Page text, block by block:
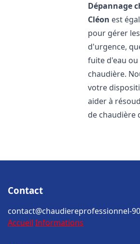
Dépannage
Cléon est
pour gérer
d'urgence,
fuite d'eau
chaudière.
votre
aider à
de chaudière
Contact
contact@chaudiereprofessionnel-
Accueil Informations